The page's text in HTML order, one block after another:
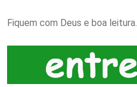
Fiquem com Deus e boa leitura.